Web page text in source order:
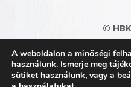
©
Adatkezelési
Kapcsolat|
A weboldalon a minőségi
használunk. Ismerje meg
sütiket használunk, vagy a